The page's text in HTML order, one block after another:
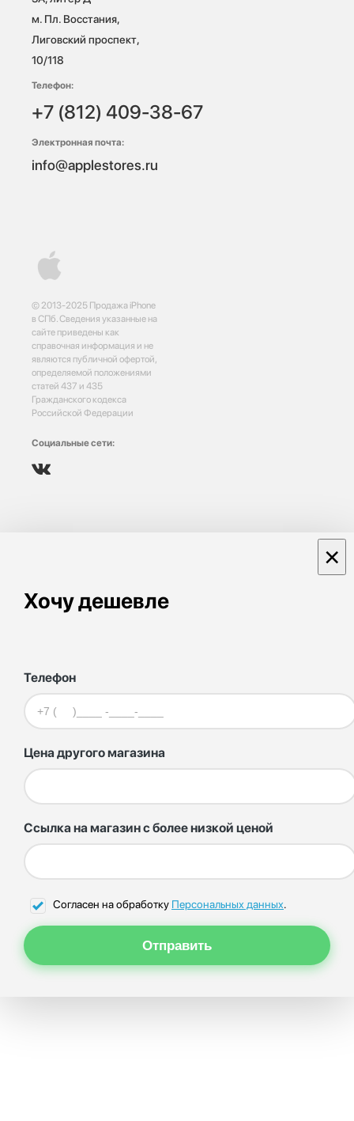
© 2013-2025 Продажа iPhone
в СПб. Сведения указанные на
сайте приведены как
справочная информация и не
являются публичной офертой,
определяемой положениями
статей 437 и 435
Гражданского кодекса
Российской Федерации
Социальные сети:
м. Пл. Восстания,
Лиговский проспект,
10/118
Телефон:
+7 (812) 409-38-67
Электронная почта:
info@applestores.ru
Хочу дешевле
×
Телефон
Цена другого магазина
Ссылка на магазин с более низкой ценой
Согласен на обработку Персональных данных.
Отправить